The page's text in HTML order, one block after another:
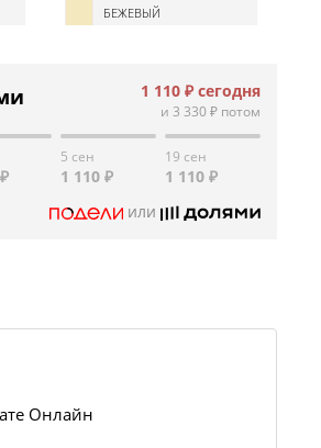
БЕЖЕВЫЙ
1 110 ₽сегодня
и 3 330 ₽потом
5 сен
1 110 ₽
19 сен
1 110 ₽
или
Онлайн